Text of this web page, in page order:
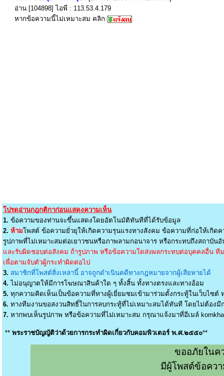
อ่าน [104898] ไอพี : 113.53.4.179
หากข้อความนี้ไม่เหมาะสม คลิก
โปรดอ่านกฎกติกาก่อนแสดงความเห็น
1. ข้อความของท่านจะขึ้นแสดงโดยอัตโนมัติทันทีที่ได้รับข้อมูล
2. ห้ามโพสต์ ข้อความยั่วยุให้เกิดความรุนแรงทางสังคม ข้อความที่ก่อให้เกิด
รูปภาพที่ไม่เหมาะสมต่อเยาวชนหรือภาพลามกอนาจาร หรือกระทบถึงสถาบันอั
และรับผิดชอบต่อสังคม ถ้ารูปภาพ หรือข้อความใดส่งผลกระทบต่อบุคคลอื่น ที
เพื่อตามจับตัวผู้กระทำผิดต่อไป
3. สมาชิกที่โพสต์สิ่งเหล่านี้ อาจถูกดำเนินคดีทางกฎหมายจากผู้เสียหายได้
4. ไม่อนุญาตให้มีการโฆษณาสินค้าใด ๆ ทั้งสิ้น ทั้งทางตรงและทางอ้อม
5. ทุกความคิดเห็นเป็นข้อความที่ทางผู้เยี่ยมชมเข้ามาร่วมตั้งกระทู้ในเว็บไซต์
6. ทางทีมงานขอสงวนสิทธิ์ในการลบกระทู้ที่ไม่เหมาะสมได้ทันที โดยไม่ต้อง
7. หากพบเห็นรูปภาพ หรือข้อความที่ไม่เหมาะสม กรุณาแจ้งมาที่อีเมล์
** พระราชบัญญัติว่าด้วยการกระทำผิดเกี่ยวกับคอมพิวเตอร์ พ.ศ.๒๕๕๐**
ขออภัยในค
มีผู้โพสต์ข้อคว